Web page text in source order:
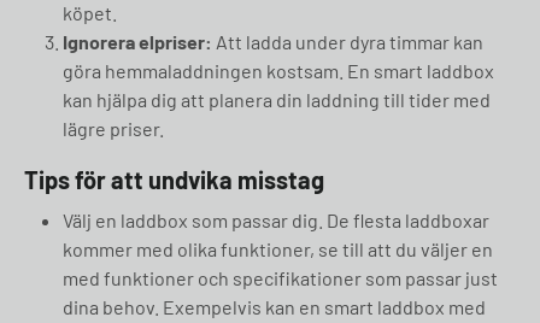
köpet.
Ignorera elpriser: Att ladda under dyra timmar kan
göra hemmaladdningen kostsam. En smart laddbox
kan hjälpa dig att planera din laddning till tider med
lägre priser.
Tips för att undvika misstag
Välj en laddbox som passar dig. De flesta laddboxar
kommer med olika funktioner, se till att du väljer en
med funktioner och specifikationer som passar just
dina behov. Exempelvis kan en smart laddbox med